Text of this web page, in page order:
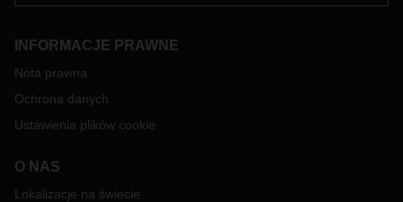
INFORMACJE PRAWNE
Nota prawna
Ochrona danych
Ustawienia plików cookie
O NAS
Lokalizacje na świecie